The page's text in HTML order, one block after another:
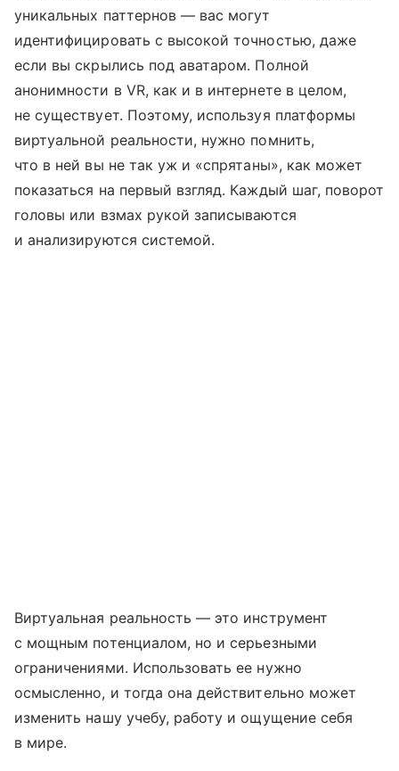
уникальных паттернов — вас могут
идентифицировать с высокой точностью, даже
если вы скрылись под аватаром. Полной
анонимности в VR, как и в интернете в целом,
не существует. Поэтому, используя платформы
виртуальной реальности, нужно помнить,
что в ней вы не так уж и «спрятаны», как может
показаться на первый взгляд. Каждый шаг, поворот
головы или взмах рукой записываются
и анализируются системой.
Виртуальная реальность — это инструмент
с мощным потенциалом, но и серьезными
ограничениями. Использовать ее нужно
осмысленно, и тогда она действительно может
изменить нашу учебу, работу и ощущение себя
в мире.